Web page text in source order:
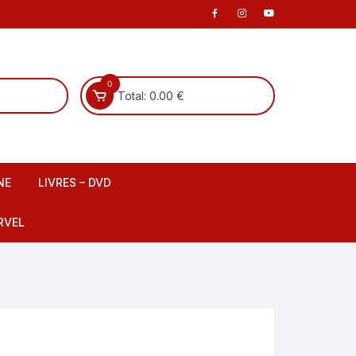
0
Total: 0.00 €
LIVRES – DVD